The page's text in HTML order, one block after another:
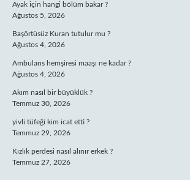
Ayak için hangi bölüm bakar ?
Ağustos 5, 2026
Başörtüsüz Kuran tutulur mu ?
Ağustos 4, 2026
Ambulans hemşiresi maaşı ne kadar ?
Ağustos 4, 2026
Akım nasıl bir büyüklük ?
Temmuz 30, 2026
yivli tüfeği kim icat etti ?
Temmuz 29, 2026
Kızlık perdesi nasıl alınır erkek ?
Temmuz 27, 2026